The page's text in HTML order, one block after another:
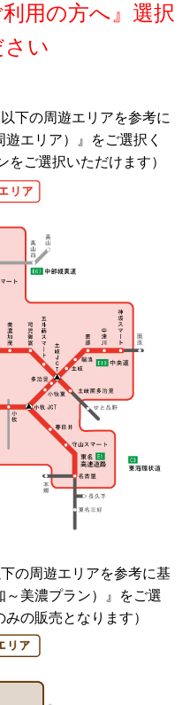
用の方へ』選択
い
下の周遊エリアを参考に
エリア）』をご選択く
ご選択いただけます）
の周遊エリアを参考に基
美濃プラン）』をご選
の販売となります）